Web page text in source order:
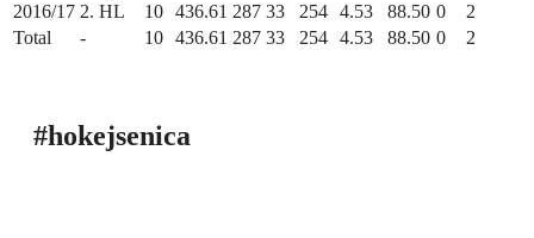
2016/17 2. HL 10 436.61 287 33 254 4.53 88.50 0
2
Total
- 10 436.61 287 33 254 4.53 88.50 0 2
#hokejsenica